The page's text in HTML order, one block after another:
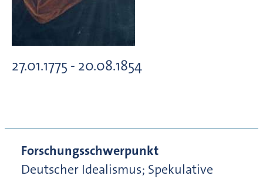
27.01.1775 - 20.08.1854
Forschungsschwerpunkt
Deutscher Idealismus; Spekulative